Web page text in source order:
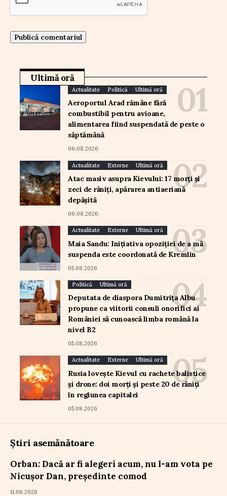
Ultimă oră
Actualitate Politică Ultimă oră
Aeroportul Arad rămâne fără
combustibil pentru avioane,
alimentarea fiind suspendată de peste o
săptămână
06.08.2026
Actualitate Externe Ultimă oră
Atac masiv asupra Kievului: 17 morți și
zeci de răniți, apărarea antiaeriană
depășită
06.08.2026
Actualitate Externe Ultimă oră
Maia Sandu: Inițiativa opoziției de a mă
suspenda este coordonată de Kremlin
05.08.2026
Politică Ultimă oră
Deputata de diaspora Dumitrița Albu
propune ca viitorii consuli onorifici ai
României să cunoască limba română la
nivel B2
05.08.2026
Actualitate Externe Ultimă oră
Rusia lovește Kievul cu rachete balistice
și drone: doi morți și peste 20 de răniți
în regiunea capitalei
05.08.2026
Știri asemănătoare
Orban: Dacă ar fi alegeri acum, nu l-am vota pe
Nicușor Dan, președinte comod
11.06.2026